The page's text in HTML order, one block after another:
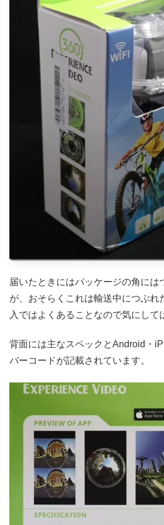
届いたときにはパッケージの角には
が、おそらくこれは輸送中につぶれ
入ではよくあることなので気にして
背面には主なスペックとAndroid・
バーコードが記載されています。